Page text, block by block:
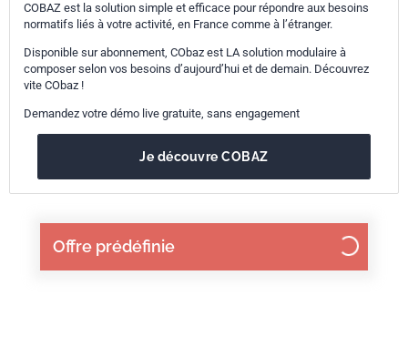
Offre prédéfinie
COBAZ est la solution simple et efficace pour répondre aux besoins
normatifs liés à votre activité, en France comme à l’étranger.
Disponible sur abonnement, CObaz est LA solution modulaire à
composer selon vos besoins d’aujourd’hui et de demain. Découvrez
vite CObaz !
Demandez votre démo live gratuite, sans engagement
Je découvre COBAZ